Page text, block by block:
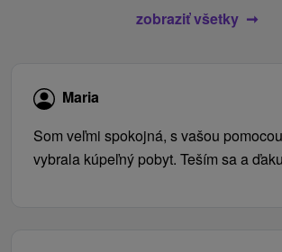
zobraziť všetky
Maria
Som veľmi spokojná, s vašou
vybrala kúpeľný pobyt. Teším sa a